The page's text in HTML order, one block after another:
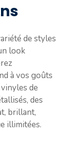
de styles
look
à vos goûts
de
des
brillant,
illimitées.